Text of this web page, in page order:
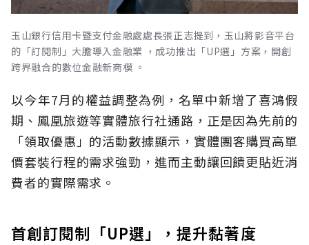
玉山銀行信用卡暨支付金融處處長張正志提到，玉山將影音平台
的「訂閱制」大膽導入金融業 ，成功推出「UP選」方案，開創
跨界融合的數位金融新商模 。
以今年7月的權益調整為例，名單中新增了喜鴻假
期、鳳凰旅遊等實體旅行社通路，正是因為先前的
「領取優惠」的活動數據顯示，實體團客購買高單
價套裝行程的需求強勁，進而主動讓回饋更貼近消
費者的實際需求。
首創訂閱制「UP選」，提升黏著度